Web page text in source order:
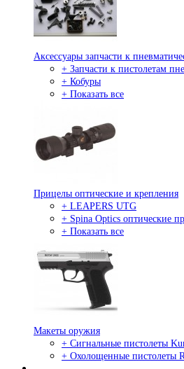
Аксессуары запчасти к
+ Запчасти к пистолетам
+ Кобуры
+ Показать все
Прицелы оптические и крепления
+ LEAPERS UTG
+ Spina Optics оптические
+ Показать все
Макеты оружия
+ Сигнальные пистолеты
+ Охолощенные пистолеты